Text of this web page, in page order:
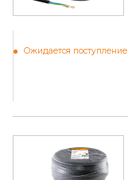
Ожидается поступление